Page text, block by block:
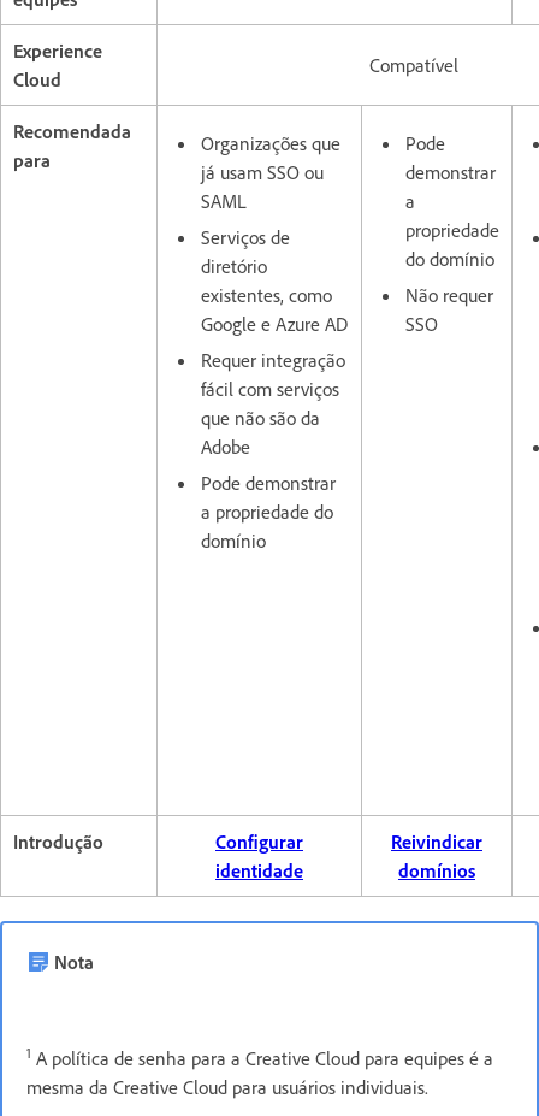
Experience
Cloud
Compatível
Recomendada
para
Organizações que
já usam SSO ou
SAML
Serviços de
diretório
existentes, como
Google e Azure AD
Requer integração
fácil com serviços
que não são da
Adobe
Pode demonstrar
a propriedade do
domínio
Pode
demonstrar
a
propriedade
do domínio
Não requer
SSO
Introdução
Configurar
identidade
Reivindicar
domínios
Nota
1 A política de senha para a Creative Cloud para equipes é a
mesma da Creative Cloud para usuários individuais.